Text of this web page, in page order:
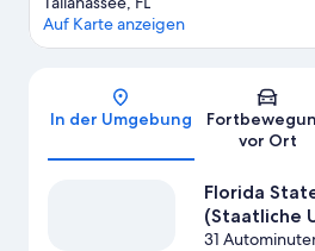
Weitere Ferienunterkünfte in
Karte
Auf Karte anzeigen
In der Umgebung
vor Ort
Florida
(Staatliche
31